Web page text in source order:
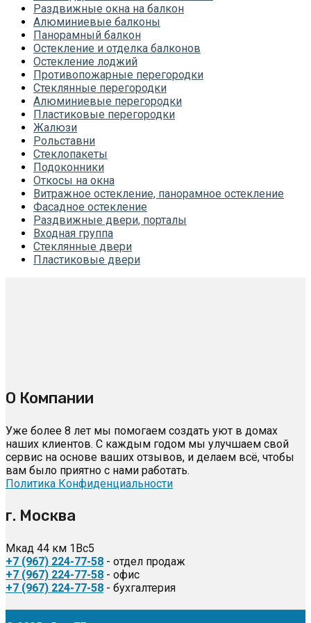
Раздвижные окна на балкон
Алюминиевые балконы
Панорамный балкон
Остекление и отделка балконов
Остекление лоджий
Противопожарные перегородки
Стеклянные перегородки
Алюминиевые перегородки
Пластиковые перегородки
Жалюзи
Рольставни
Стеклопакеты
Подоконники
Откосы на окна
Витражное остекление, панорамное остекление
Фасадное остекление
Раздвижные двери, порталы
Входная группа
Стеклянные двери
Пластиковые двери
О Компании
Уже более 8 лет мы помогаем создать уют в домах
наших клиентов. С каждым годом мы улучшаем свой
сервис на основе ваших отзывов, и делаем всё, чтобы
вам было приятно с нами работать.
Политика Конфиденциальности
г. Москва
Мкад 44 км 1Вс5
+7 (967) 224-77-58 - отдел продаж
+7 (967) 224-77-58 - офис
+7 (967) 224-77-58 - бухгалтерия